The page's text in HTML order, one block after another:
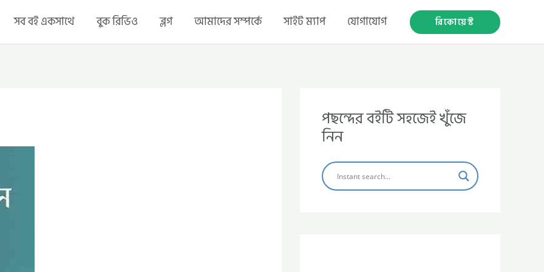
সব বই একসাথে বুক রিভিও ব্লগ আমাদের সম্পর্কে সাইট ম্যাপ যোগাযোগ রিকোয়েস্ট
পছন্দের বইটি সহজেই খুঁজে
নিন